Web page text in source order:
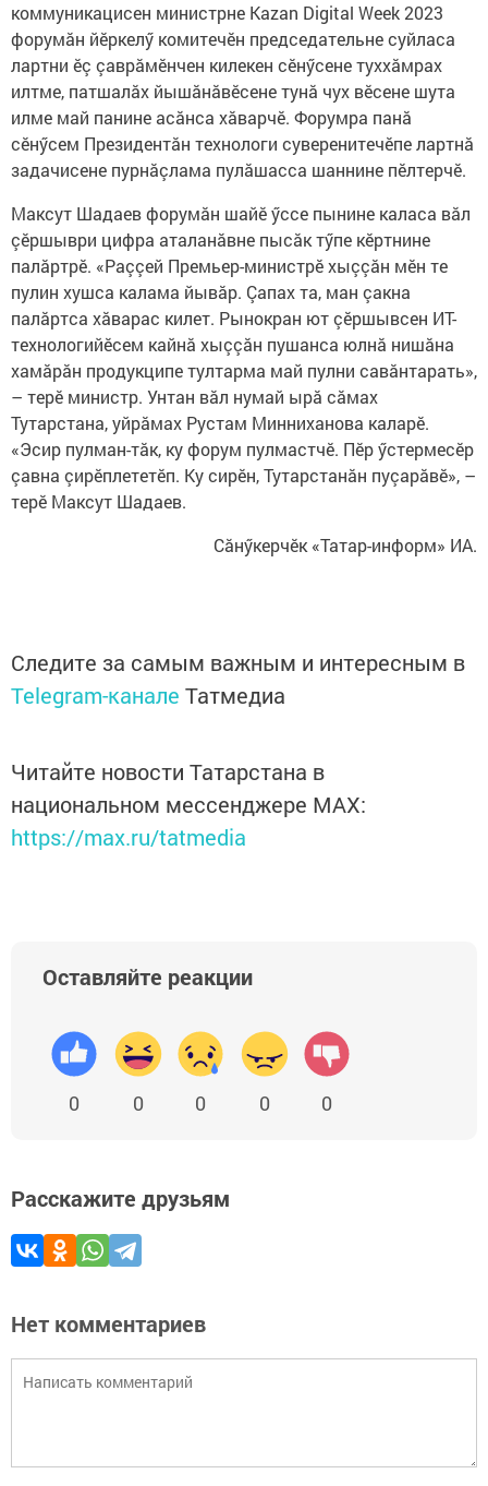
коммуникацисен министрне Kazan Digital Week 2023
форумăн йӗркелӳ комитечӗн председательне суйласа
лартни ӗç çаврăмӗнчен килекен сӗнӳсене туххăмрах
илтме, патшалăх йышăнăвӗсене тунă чух вӗсене шута
илме май панине асăнса хăварчӗ. Форумра панă
сӗнӳсем Президентăн технологи суверенитечӗпе лартнă
задачисене пурнăçлама пулăшасса шаннине пӗлтерчӗ.
Максут Шадаев форумăн шайӗ ӳссе пынине каласа вăл
çӗршыври цифра аталанăвне пысăк тӳпе кӗртнине
палăртрӗ. «Раççей Премьер-министрӗ хыççăн мӗн те
пулин хушса калама йывăр. Çапах та, ман çакна
палăртса хăварас килет. Рынокран ют çӗршывсен ИТ-
технологийӗсем кайнă хыççăн пушанса юлнă нишăна
хамăрăн продукципе тултарма май пулни савăнтарать»,
– терӗ министр. Унтан вăл нумай ырă сăмах
Тутарстана, уйрăмах Рустам Минниханова каларӗ.
«Эсир пулман-тăк, ку форум пулмастчӗ. Пӗр ӳстермесӗр
çавна çирӗплететӗп. Ку сирӗн, Тутарстанăн пуçарăвӗ», –
терӗ Максут Шадаев.
Сăнӳкерчӗк «Татар-информ» ИА.
Следите за самым важным и интересным в
Telegram-канале Татмедиа
Читайте новости Татарстана в
национальном мессенджере MАХ:
https://max.ru/tatmedia
Оставляйте реакции
0 0 0 0 0
Расскажите друзьям
Нет комментариев